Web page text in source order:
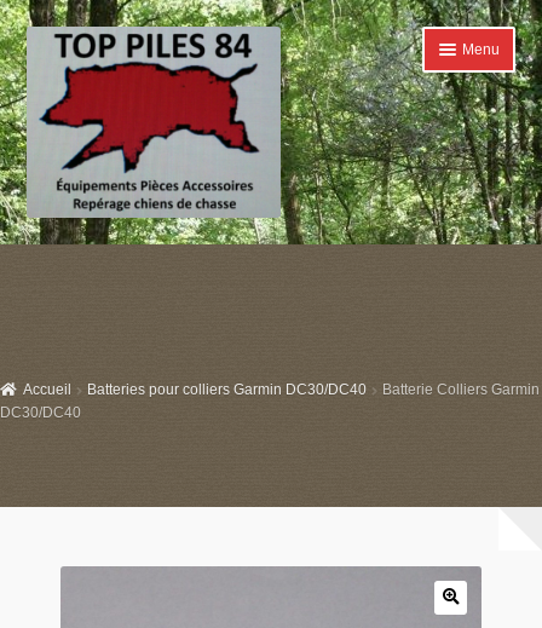
Aller
à
la
navigation
Aller
au
contenu
Menu
Accueil
Conditions générales de ventes
Accueil Batteries pour colliers Garmin DC30/DC40
Batterie Colliers Garmin
DC30/DC40